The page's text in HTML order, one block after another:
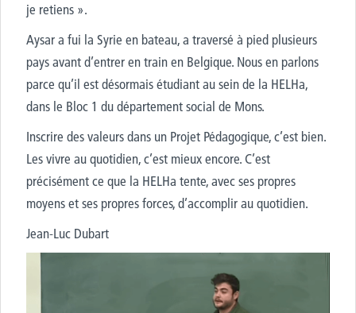
je retiens ».
Aysar a fui la Syrie en bateau, a traversé à pied plusieurs
pays avant d’entrer en train en Belgique. Nous en parlons
parce qu’il est désormais étudiant au sein de la HELHa,
dans le Bloc 1 du département social de Mons.
Inscrire des valeurs dans un Projet Pédagogique, c’est bien.
Les vivre au quotidien, c’est mieux encore. C’est
précisément ce que la HELHa tente, avec ses propres
moyens et ses propres forces, d’accomplir au quotidien.
Jean-Luc Dubart